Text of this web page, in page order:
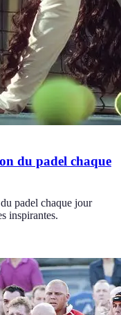
du padel chaque
padel chaque jour
inspirantes.